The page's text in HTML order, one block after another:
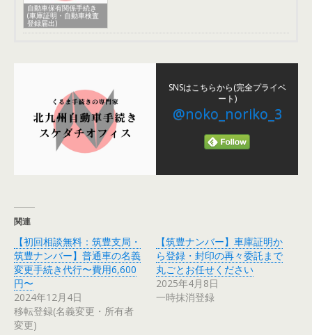
自動車保有関係手続き
(車庫証明・自動車検査
登録届出)
SNSはこちらから(完全プライベ
ート)
@noko_noriko_3
関連
【初回相談無料：筑豊支局・
筑豊ナンバー】普通車の名義
変更手続き代行〜費用6,600
円〜
2024年12月4日
移転登録(名義変更・所有者
変更)
【筑豊ナンバー】車庫証明か
ら登録・封印の再々委託まで
丸ごとお任せください
2025年4月8日
一時抹消登録